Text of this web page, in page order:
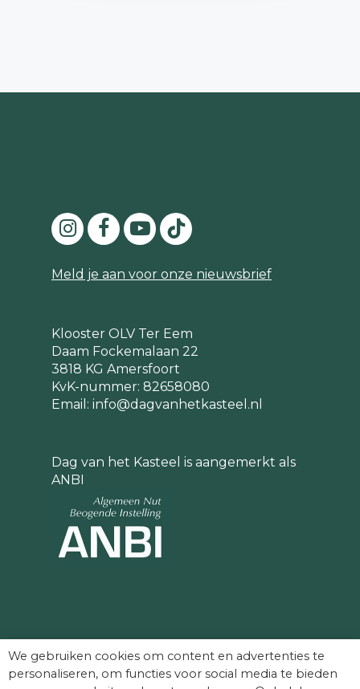
Meld je aan voor onze nieuwsbrief
Klooster OLV Ter Eem
Daam Fockemalaan 22
3818 KG Amersfoort
KvK-nummer: 82658080
Email: info@dagvanhetkasteel.nl
Dag van het Kasteel is aangemerkt als
ANBI
mogelijk maken:
We gebruiken cookies om content en advertenties te
personaliseren, om functies voor social media te bieden